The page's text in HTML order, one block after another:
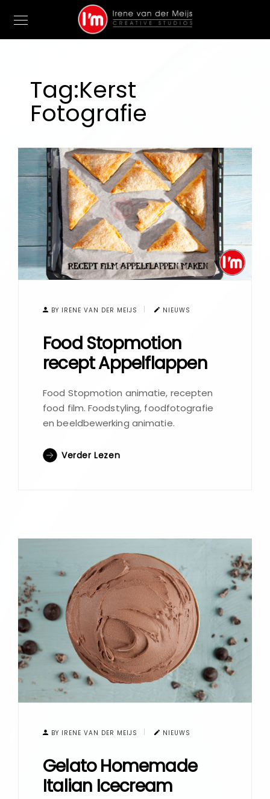
Tag:Kerst
Fotografie
BY IRENE VAN DER MEIJS NIEUWS
Food Stopmotion
recept Appelflappen
Food Stopmotion animatie, recepten
food film. Foodstyling, foodfotografie
en beeldbewerking animatie.
Verder Lezen
BY IRENE VAN DER MEIJS NIEUWS
Gelato Homemade
Italian Icecream